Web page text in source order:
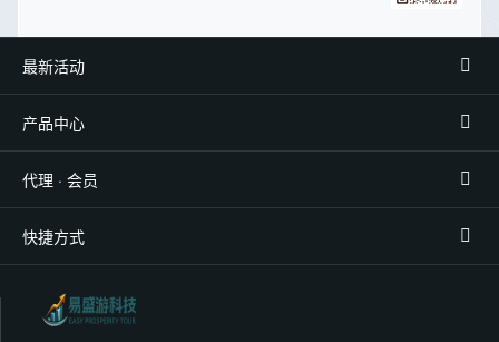
最新活动
产品中心
代理 · 会员
快捷方式